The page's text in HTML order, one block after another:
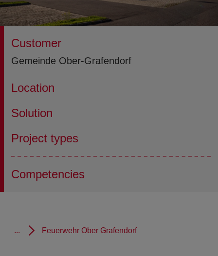
Customer
Gemeinde Ober-Grafendorf
Location
Solution
Project types
Competencies
... Feuerwehr Ober Grafendorf